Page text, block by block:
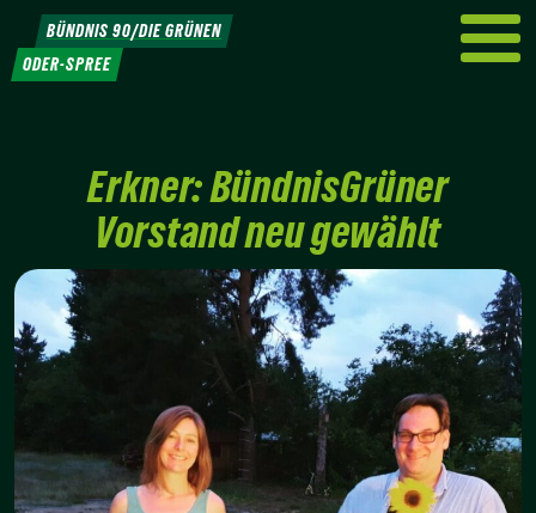
Weiter
zum
Inhalt
BÜNDNIS 90/DIE GRÜNEN
ODER-SPREE
Erkner: BündnisGrüner
Vorstand neu gewählt